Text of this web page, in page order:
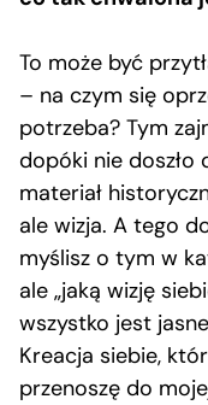
To może być
– na czym się
potrzeba? Tym
dopóki nie doszło
materiał
ale wizja. A tego
myślisz o tym w
ale „jaką wizję
wszystko jest
Kreacja siebie,
przenoszę do